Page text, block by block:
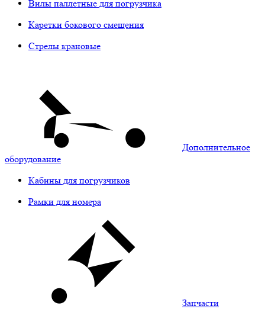
Вилы паллетные для погрузчика
Каретки бокового смещения
Стрелы крановые
Дополнительное
оборудование
Кабины для погрузчиков
Рамки для номера
Запчасти